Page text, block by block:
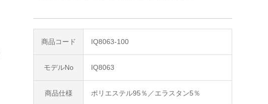
商品コード IQ8063-100
モデルNo IQ8063
商品仕様 ポリエステル95％／エラスタン5％